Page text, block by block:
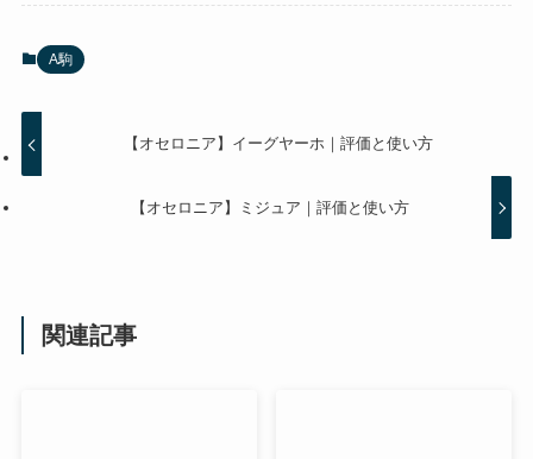
A駒
【オセロニア】イーグヤーホ｜評価と使い方
【オセロニア】ミジュア｜評価と使い方
関連記事